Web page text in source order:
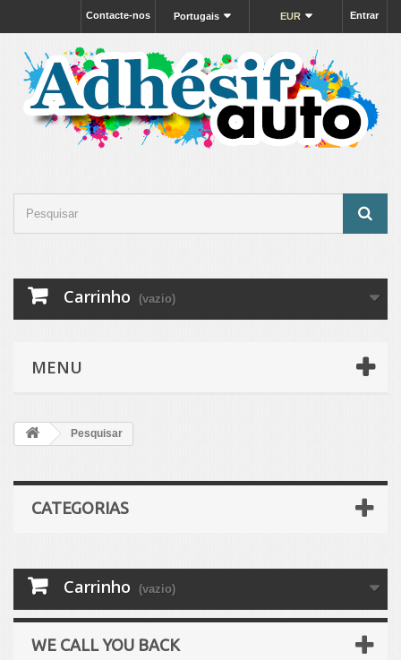
Entrar
EUR
Portugais
Contacte-nos
Carrinho (vazio)
MENU
Pesquisar
CATEGORIAS
Carrinho (vazio)
WE CALL YOU BACK